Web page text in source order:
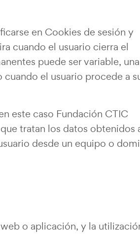
en Cookies de sesión y
cuando el usuario cierra el
puede ser variable,
el usuario procede a
este caso Fundación CTIC
tratan los datos obtenidos
desde un equipo o
o aplicación, y la